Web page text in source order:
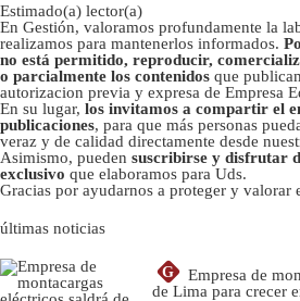
Estimado(a) lector(a)
En Gestión, valoramos profundamente la
realizamos para mantenerlos informados.
no está permitido, reproducir,
o parcialmente los contenidos que
autorizacion previa y expresa de Empresa
En su lugar, los invitamos a compartir el
publicaciones, para que más personas
veraz y de calidad directamente desde
Asimismo, pueden suscribirse y disfrutar
exclusivo que elaboramos para Uds.
Gracias por ayudarnos a proteger y valorar
últimas noticias
G
Empresa de
de Lima para crecer